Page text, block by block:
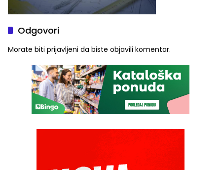
Odgovori
Morate biti prijavljeni da biste objavili komentar.